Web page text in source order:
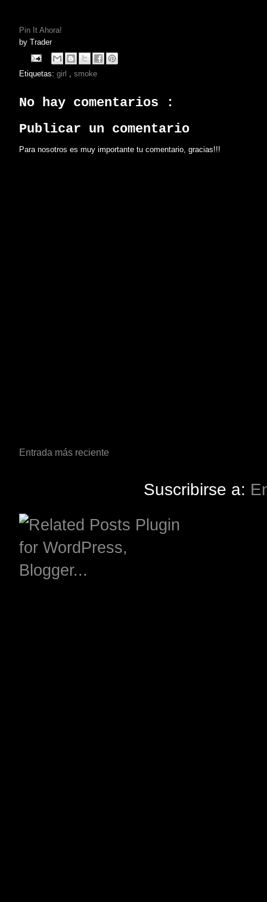
Pin It Ahora!
by Trader
Etiquetas: girl smoke
No hay comentarios :
Publicar un comentario
Para nosotros es muy importante tu comentario, gracias!!!
Entrada más reciente
Suscribirse a: